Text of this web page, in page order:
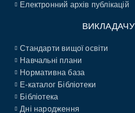
Електронний архів публікацій
ВИКЛАДАЧУ
Стандарти вищої освіти
Навчальні плани
Нормативна база
E-каталог Бібліотеки
Бібліотека
Дні народження